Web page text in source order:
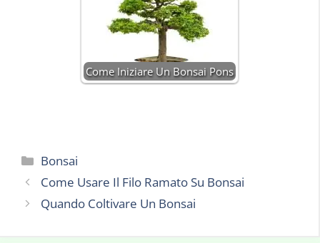
Come Iniziare Un Bonsai Pons
Categorie
Bonsai
Come Usare Il Filo Ramato Su Bonsai
Quando Coltivare Un Bonsai